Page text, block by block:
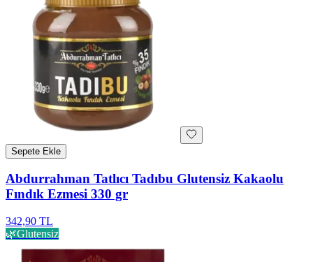
Sepete Ekle
Abdurrahman Tatlıcı Tadıbu Glutensiz Kakaolu
Fındık Ezmesi 330 gr
342,90 TL
🌿Glutensiz